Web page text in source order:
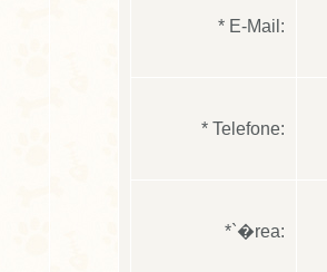
* E-Mail:
* Telefone:
*`�rea: